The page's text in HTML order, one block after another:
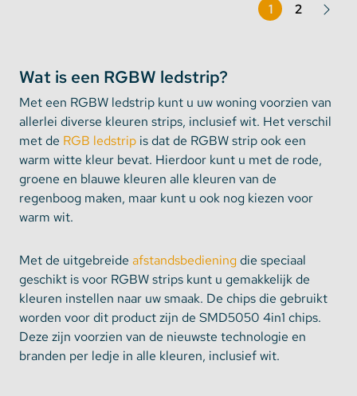
1 2
Wat is een RGBW ledstrip?
Met een RGBW ledstrip kunt u uw woning voorzien van
allerlei diverse kleuren strips, inclusief wit. Het verschil
met de RGB ledstrip is dat de RGBW strip ook een
warm witte kleur bevat. Hierdoor kunt u met de rode,
groene en blauwe kleuren alle kleuren van de
regenboog maken, maar kunt u ook nog kiezen voor
warm wit.
Met de uitgebreide afstandsbedieningdie speciaal
geschikt is voor RGBW strips kunt u gemakkelijk de
kleuren instellen naar uw smaak. De chips die gebruikt
worden voor dit product zijn de SMD5050 4in1 chips.
Deze zijn voorzien van de nieuwste technologie en
branden per ledje in alle kleuren, inclusief wit.